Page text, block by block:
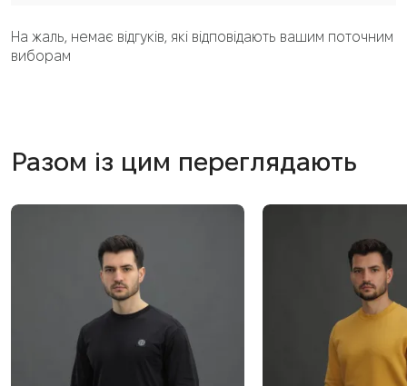
На жаль, немає відгуків, які відповідають вашим поточним
виборам
Разом із цим переглядають